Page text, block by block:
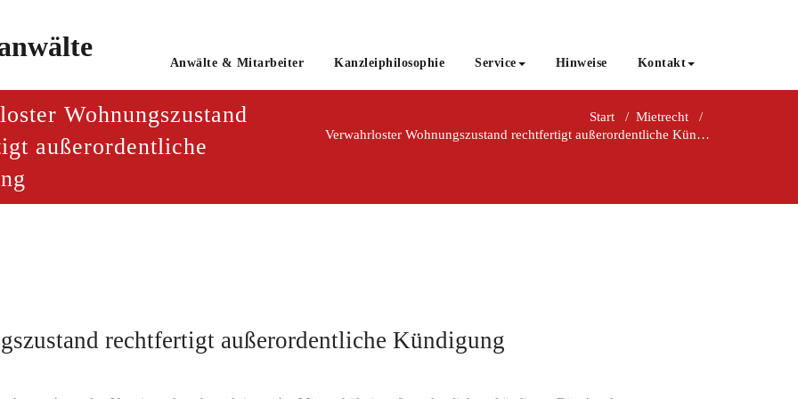
Anwälte & Mitarbeiter Kanzleiphilosophie Service Hinweise Kontakt
Wohnungszustand
außerordentliche
Start / Mietrecht /
Verwahrloster Wohnungszustand rechtfertigt außerordentliche Kündigung
rechtfertigt außerordentliche Kündigung